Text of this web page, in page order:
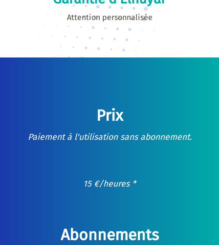
Attention personnalisée
Prix
Paiement à l'utilisation sans abonnement.
15 €/heures *
Abonnements